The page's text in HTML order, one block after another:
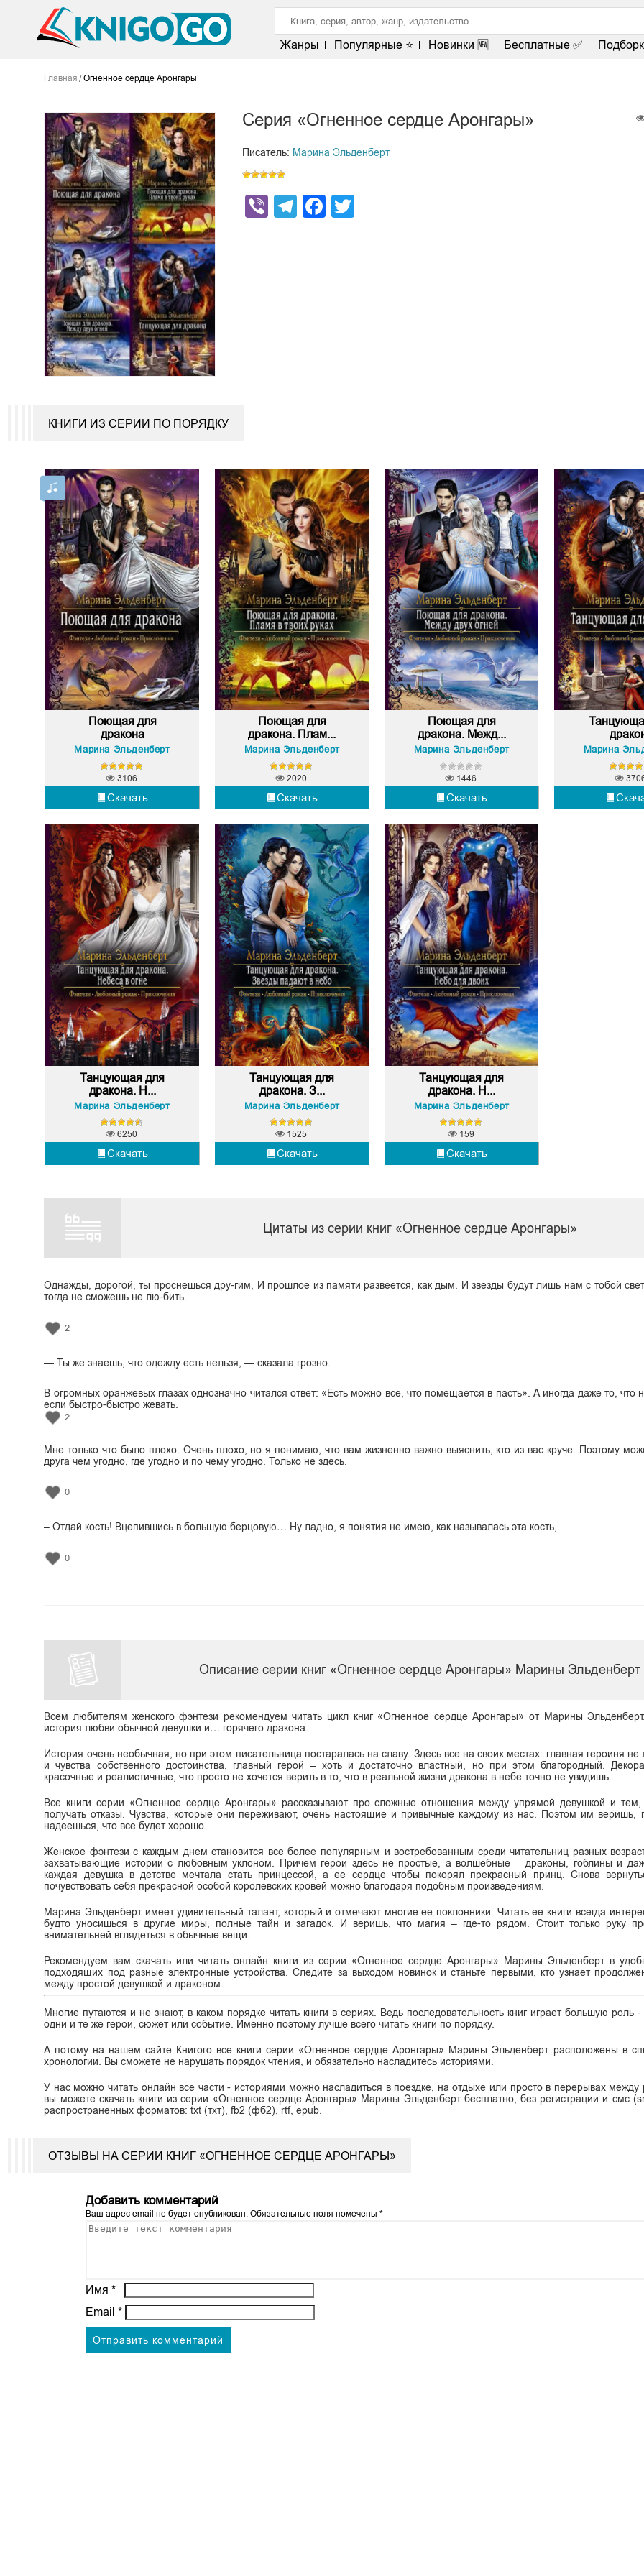
Жанры Популярные ⭐ Новинки 🆕 Бесплатные ✅
Главная Огненное сердце Аронгары
Серия «Огненное сердце Аронгары»
Писатель: Марина Эльденберт
ViberTelegram
Facebook
КНИГИ ИЗ СЕРИИ ПО ПОРЯДКУ
Поющая для
дракона
Марина Эльденберт
Скачать
3106
Поющая для
дракона. Плам...
Марина Эльденберт
Скачать
2020
Поющая для
дракона. Межд...
Марина Эльденберт
Скачать
1446
Марина
Танцующая для
дракона. Н...
Марина Эльденберт
Скачать
6250
Танцующая для
дракона. З...
Марина Эльденберт
Скачать
1525
Танцующая для
дракона. Н...
Марина Эльденберт
Скачать
159
Цитаты из серии книг «Огненное сердце Аронгары»
Однажды, дорогой, ты проснешься дру-гим, И прошлое из памяти развеется, как дым. И звезды будут лишь нам с тобой
тогда не сможешь не лю-бить.
2
— Ты же знаешь, что одежду есть нельзя, — сказала грозно.
В огромных оранжевых глазах однозначно читался ответ: «Есть можно все, что помещается в пасть». А иногда даже то, что
если быстро-быстро жевать.
2
Мне только что было плохо. Очень плохо, но я понимаю, что вам жизненно важно выяснить, кто из вас круче. Поэтому
друга чем угодно, где угодно и по чему угодно. Только не здесь.
0
– Отдай кость! Вцепившись в большую берцовую… Ну ладно, я понятия не имею, как называлась эта кость,
0
Описание серии книг «Огненное сердце Аронгары» Марины Эльденберт
Всем любителям женского фэнтези рекомендуем читать цикл книг «Огненное сердце Аронгары» от Марины
история любви обычной девушки и… горячего дракона.
История очень необычная, но при этом писательница постаралась на славу. Здесь все на своих местах: главная героиня
и чувства собственного достоинства, главный герой – хоть и достаточно властный, но при этом благородный.
красочные и реалистичные, что просто не хочется верить в то, что в реальной жизни дракона в небе точно не увидишь.
Все книги серии «Огненное сердце Аронгары» рассказывают про сложные отношения между упрямой девушкой и
получать отказы. Чувства, которые они переживают, очень настоящие и привычные каждому из нас. Поэтом им веришь,
надеешься, что все будет хорошо.
Женское фэнтези с каждым днем становится все более популярным и востребованным среди читательниц разных
захватывающие истории с любовным уклоном. Причем герои здесь не простые, а волшебные – драконы, гоблины и
каждая девушка в детстве мечтала стать принцессой, а ее сердце чтобы покорял прекрасный принц. Снова
почувствовать себя прекрасной особой королевских кровей можно благодаря подобным произведениям.
Марина Эльденберт имеет удивительный талант, который и отмечают многие ее поклонники. Читать ее книги всегда
будто уносишься в другие миры, полные тайн и загадок. И веришь, что магия – где-то рядом. Стоит только руку
внимательней вглядеться в обычные вещи.
Рекомендуем вам скачать или читать онлайн книги из серии «Огненное сердце Аронгары» Марины Эльденберт в
подходящих под разные электронные устройства. Следите за выходом новинок и станьте первыми, кто узнает
между простой девушкой и драконом.
Многие путаются и не знают, в каком порядке читать книги в сериях. Ведь последовательность книг играет большую роль -
одни и те же герои, сюжет или событие. Именно поэтому лучше всего читать книги по порядку.
А потому на нашем сайте Книгого все книги серии «Огненное сердце Аронгары» Марины Эльденберт расположены в
хронологии. Вы сможете не нарушать порядок чтения, и обязательно насладитесь историями.
У нас можно читать онлайн все части - историями можно насладиться в поездке, на отдыхе или просто в перерывах между
вы можете скачать книги из серии «Огненное сердце Аронгары» Марины Эльденберт бесплатно, без регистрации и смс
распространенных форматов: txt (тхт), fb2 (фб2), rtf, epub.
ОТЗЫВЫ НА СЕРИИ КНИГ «ОГНЕННОЕ СЕРДЦЕ АРОНГАРЫ»
Добавить комментарий
Ваш адрес email не будет опубликован. Обязательные поля помечены*
Имя*
Email*